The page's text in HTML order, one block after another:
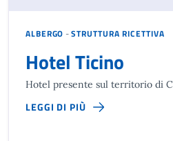
ALBERGO -STRUTTURA RICETTIVA
Hotel Ticino
Hotel presente sul territorio di
LEGGI DI PIÙ